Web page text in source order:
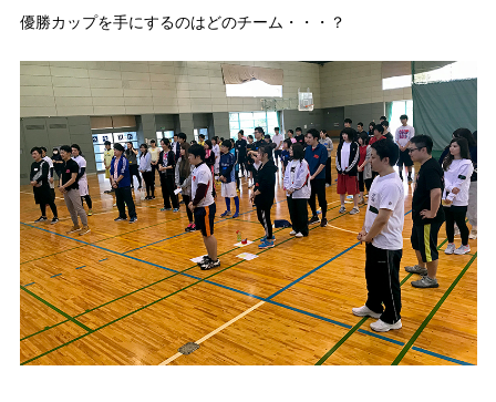
優勝カップを手にするのはどのチーム・・・？